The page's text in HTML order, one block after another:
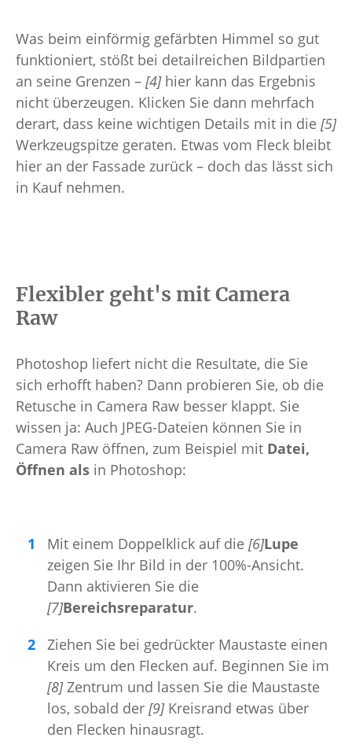
Was beim einförmig gefärbten Himmel so gut
funktioniert, stößt bei detailreichen Bildpartien
an seine Grenzen – [4]hier kann das Ergebnis
nicht überzeugen. Klicken Sie dann mehrfach
derart, dass keine wichtigen Details mit in die [5]
Werkzeugspitze geraten. Etwas vom Fleck bleibt
hier an der Fassade zurück – doch das lässt sich
in Kauf nehmen.
Flexibler geht's mit Camera
Raw
Photoshop liefert nicht die Resultate, die Sie
sich erhofft haben? Dann probieren Sie, ob die
Retusche in Camera Raw besser klappt. Sie
wissen ja: Auch JPEG-Dateien können Sie in
Camera Raw öffnen, zum Beispiel mit Datei,
Öffnen als in Photoshop:
Mit einem Doppelklick auf die [6]Lupe
zeigen Sie Ihr Bild in der 100%-Ansicht.
Dann aktivieren Sie die
[7]Bereichsreparatur.
Ziehen Sie bei gedrückter Maustaste einen
Kreis um den Flecken auf. Beginnen Sie im
[8]Zentrum und lassen Sie die Maustaste
los, sobald der [9]Kreisrand etwas über
den Flecken hinausragt.